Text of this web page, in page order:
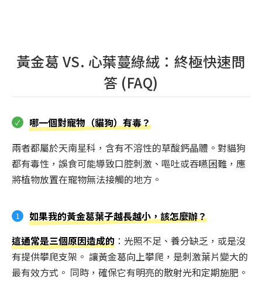
黃金葛 VS. 心葉蔓綠絨：終極快速問
答 (FAQ)
哪一個對寵物（貓狗）有毒？
兩者都屬於天南星科，含有不溶性的草酸鈣晶體。對貓狗
都有毒性，誤食可能導致口腔刺激、嘔吐或吞嚥困難，應
將植物放置在寵物無法接觸的地方。
如果我的黃金葛葉子越長越小，該怎麼辦？
這通常是三個原因造成的 ：光照不足、養分缺乏，或是沒
有提供攀爬支架。 讓黃金葛向上攀爬，是刺激葉片變大的
最有效方式。 同時，確保它有明亮的散射光和定期施肥。